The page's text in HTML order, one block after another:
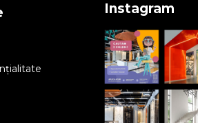
Instagram